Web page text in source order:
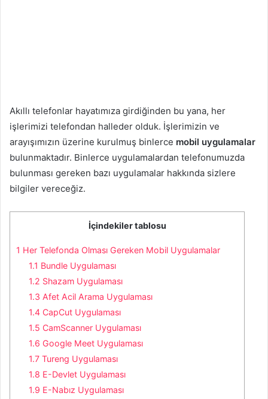
Akıllı telefonlar hayatımıza girdiğinden bu yana, her
işlerimizi telefondan halleder olduk. İşlerimizin ve
arayışımızın üzerine kurulmuş binlerce mobil uygulamalar
bulunmaktadır. Binlerce uygulamalardan telefonumuzda
bulunması gereken bazı uygulamalar hakkında sizlere
bilgiler vereceğiz.
İçindekiler tablosu
1 Her Telefonda Olması Gereken Mobil Uygulamalar
1.1 Bundle Uygulaması
1.2 Shazam Uygulaması
1.3 Afet Acil Arama Uygulaması
1.4 CapCut Uygulaması
1.5 CamScanner Uygulaması
1.6 Google Meet Uygulaması
1.7 Tureng Uygulaması
1.8 E-Devlet Uygulaması
1.9 E-Nabız Uygulaması